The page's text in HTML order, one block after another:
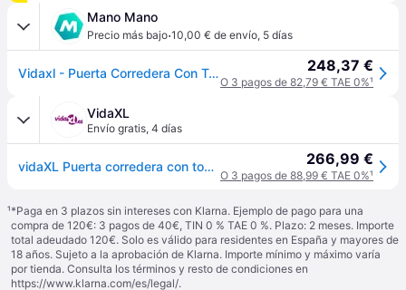
Mano Mano
Precio más bajo·10,00 € de envío, 5 días
Vidaxl - Puerta Corredera Con Tope Suave Vidrio Esg Y Aluminio 76x205 Cm 248,37 €
O 3 pagos de 82,79 € TAE 0%¹
VidaXL
Envío gratis, 4 días
vidaXL Puerta corredera con tope suave vidrio ESG y aluminio 76x205 cm - Plateado 266,99 €
O 3 pagos de 88,99 € TAE 0%¹
¹*Paga en 3 plazos sin intereses con Klarna. Ejemplo de pago para una
compra de 120€: 3 pagos de 40€, TIN 0 % TAE 0 %. Plazo: 2 meses. Importe
total adeudado 120€. Solo es válido para residentes en España y mayores de
18 años. Sujeto a la aprobación de Klarna. Importe mínimo y máximo varía
por tienda. Consulta los términos y resto de condiciones en
https://www.klarna.com/es/legal/.